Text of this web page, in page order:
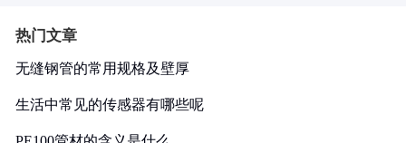
热门文章
无缝钢管的常用规格及壁厚
生活中常见的传感器有哪些呢